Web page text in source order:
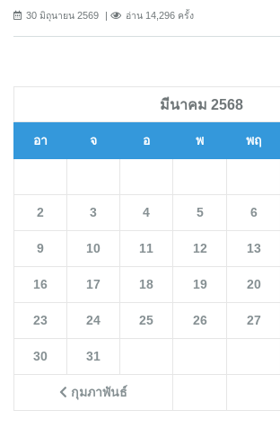
30 มิถุนายน 2569 อ่าน 14,296 ครั้ง
มีนาคม 2568
อา จ อ พ พฤ
กุมภาพันธ์
2 3 4 5 6
9 10 11 12 13
16 17 18 19 20
23 24 25 26 27
30 31